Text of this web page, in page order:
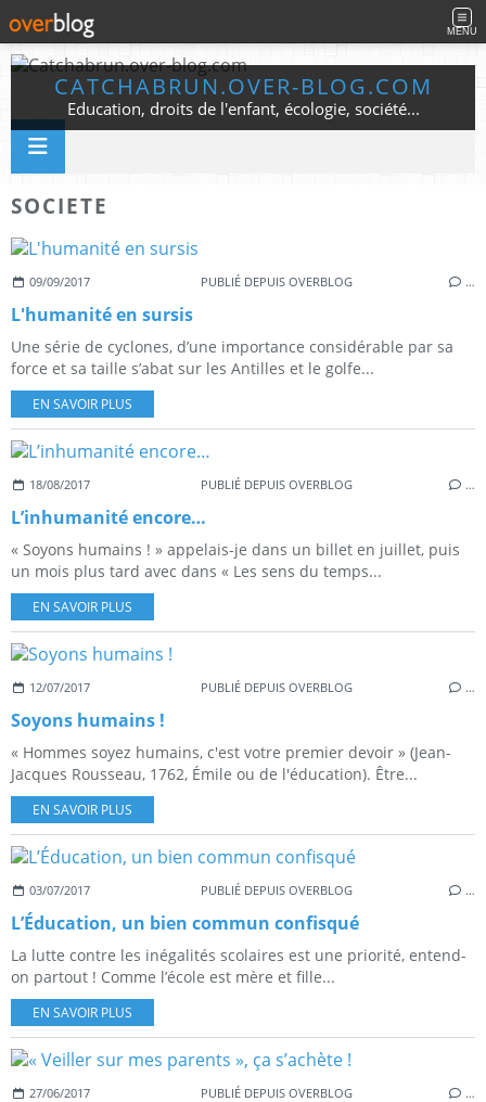
MENU
CATCHABRUN.OVER-BLOG.COM
Education, droits de l'enfant, écologie, société...
SOCIETE
09/09/2017 PUBLIÉ DEPUIS OVERBLOG …
L'humanité en sursis
Une série de cyclones, d’une importance considérable par sa
force et sa taille s’abat sur les Antilles et le golfe...
EN SAVOIR PLUS
18/08/2017 PUBLIÉ DEPUIS OVERBLOG …
L’inhumanité encore…
« Soyons humains ! » appelais-je dans un billet en juillet, puis
un mois plus tard avec dans « Les sens du temps...
EN SAVOIR PLUS
12/07/2017 PUBLIÉ DEPUIS OVERBLOG …
Soyons humains !
« Hommes soyez humains, c'est votre premier devoir » (Jean-
Jacques Rousseau, 1762, Émile ou de l'éducation). Être...
EN SAVOIR PLUS
03/07/2017 PUBLIÉ DEPUIS OVERBLOG …
L’Éducation, un bien commun confisqué
La lutte contre les inégalités scolaires est une priorité, entend-
on partout ! Comme l’école est mère et fille...
EN SAVOIR PLUS
27/06/2017 PUBLIÉ DEPUIS OVERBLOG …